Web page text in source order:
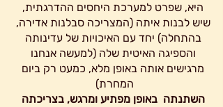
היא, שפרט למערכת היחסים ההדרגתית,
שיש לבנות איתה (המצריכה סבלנות אדירה,
בהתחלה) יחד עם האיכויות של עדינותה
והספיגה האיטית שלה (למעשה אנחנו
מרגישים אותה באופן מלא, כמעט רק ביום
המחרת)
השתנתה  באופן מפתיע ומרגש, בצריכתה